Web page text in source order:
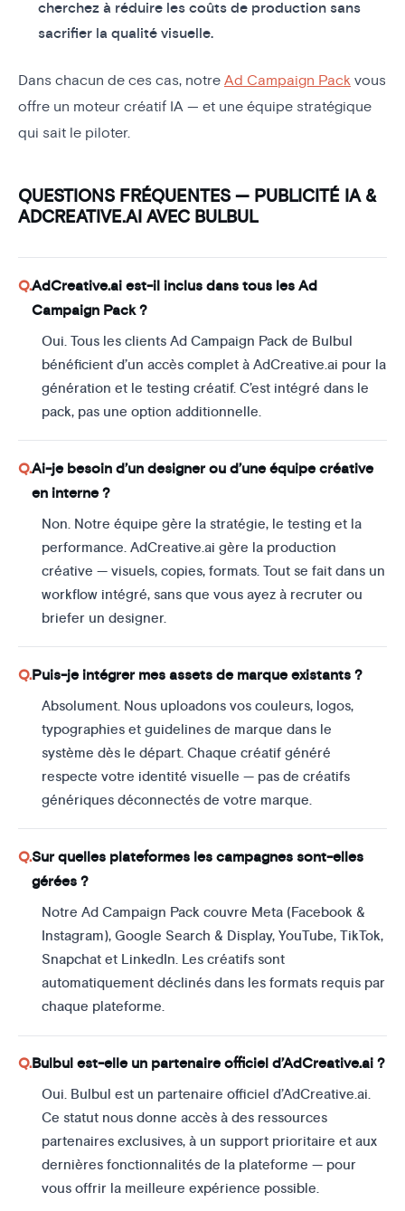
cherchez à réduire les coûts de production sans
sacrifier la qualité visuelle.
Dans chacun de ces cas, notre Ad Campaign Pack vous
offre un moteur créatif IA — et une équipe stratégique
qui sait le piloter.
QUESTIONS FRÉQUENTES — PUBLICITÉ IA &
ADCREATIVE.AI AVEC BULBUL
AdCreative.ai est-il inclus dans tous les Ad
Campaign Pack ?
Oui. Tous les clients Ad Campaign Pack de Bulbul
bénéficient d’un accès complet à AdCreative.ai pour la
génération et le testing créatif. C’est intégré dans le
pack, pas une option additionnelle.
Ai-je besoin d’un designer ou d’une équipe créative
en interne ?
Non. Notre équipe gère la stratégie, le testing et la
performance. AdCreative.ai gère la production
créative — visuels, copies, formats. Tout se fait dans un
workflow intégré, sans que vous ayez à recruter ou
briefer un designer.
Puis-je intégrer mes assets de marque existants ?
Absolument. Nous uploadons vos couleurs, logos,
typographies et guidelines de marque dans le
système dès le départ. Chaque créatif généré
respecte votre identité visuelle — pas de créatifs
génériques déconnectés de votre marque.
Sur quelles plateformes les campagnes sont-elles
gérées ?
Notre Ad Campaign Pack couvre Meta (Facebook &
Instagram), Google Search & Display, YouTube, TikTok,
Snapchat et LinkedIn. Les créatifs sont
automatiquement déclinés dans les formats requis par
chaque plateforme.
Bulbul est-elle un partenaire officiel d’AdCreative.ai ?
Oui. Bulbul est un partenaire officiel d’AdCreative.ai.
Ce statut nous donne accès à des ressources
partenaires exclusives, à un support prioritaire et aux
dernières fonctionnalités de la plateforme — pour
vous offrir la meilleure expérience possible.